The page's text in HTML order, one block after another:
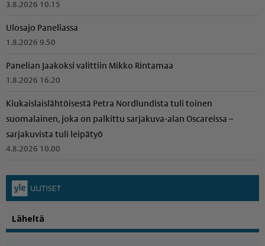
3.8.2026 10.15
Ulosajo Paneliassa
1.8.2026 9.50
Panelian Jaakoksi valittiin Mikko Rintamaa
1.8.2026 16.20
Kiukais­lais­läh­töi­sestä Petra Nordlundista tuli toinen
suomalainen, joka on palkittu sarjakuva-alan Oscareissa –
sarjakuvista tuli leipätyö
4.8.2026 10.00